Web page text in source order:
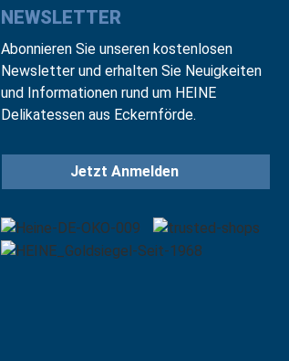
NEWSLETTER
Abonnieren Sie unseren kostenlosen
Newsletter und erhalten Sie Neuigkeiten
und Informationen rund um HEINE
Delikatessen aus Eckernförde.
Jetzt Anmelden